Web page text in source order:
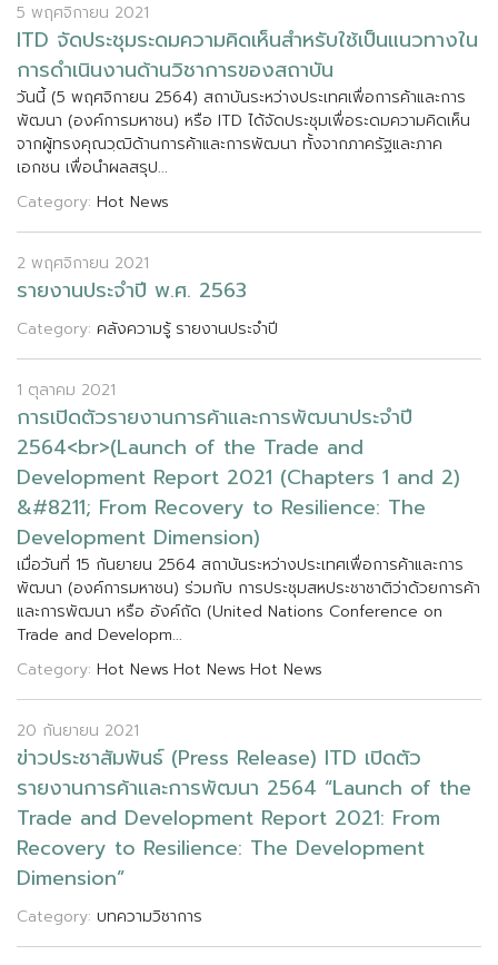
5 พฤศจิกายน 2021
ITD จดประชมระดมความคดเหนสหรบใชเปนแนวทางใน
การดเนนงานดานวชาการของสถาบน
วนน (5 พฤศจกายน 2564) สถาบนระหวางประเทศเพอการคาและการ
พฒนา (องคการมหาชน) หรอ ITD ไดจดประชมเพอระดมความคดเหน
จากผทรงคณวฒดานการคาและการพฒนา ทงจากภาครฐและภาค
เอกชน เพอนผลสรป...
Category: Hot News
2 พฤศจิกายน 2021
รายงานประจป พ.ศ. 2563
Category: คลังความรู้ รายงานประจำปี
1 ตุลาคม 2021
การเปดตวรายงานการคาและการพฒนาประจป
2564<br>(Launch of the Trade and
Development Report 2021 (Chapters 1 and 2)
&#8211; From Recovery to Resilience: The
Development Dimension)
เมอวนท 15 กนยายน 2564 สถาบนระหวางประเทศเพอการคาและการ
พฒนา (องคการมหาชน) รวมกบ การประชมสหประชาชาตวาดวยการคา
และการพฒนา หรอ องคถด (United Nations Conference on
Trade and Developm...
Category: Hot News Hot News Hot News
20 กันยายน 2021
ขาวประชาสมพนธ (Press Release) ITD เปดตว
รายงานการคาและการพฒนา 2564 “Launch of the
Trade and Development Report 2021: From
Recovery to Resilience: The Development
Dimension”
Category: บทความวิชาการ